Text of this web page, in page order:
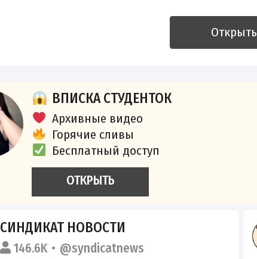
Открыть
ВПИСКА СТУДЕНТОК
Архивные видео
Горячие сливы
Бесплатный доступ
ОТКРЫТЬ
СИНДИКАТ НОВОСТИ
146.6K @syndicatnews